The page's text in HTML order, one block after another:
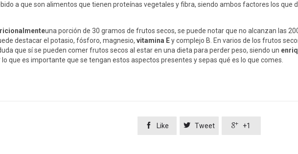
a que son alimentos que tienen proteínas vegetales y fibra, siendo ambos factores los que
una porción de 30 gramos de frutos secos, se puede notar que no alcanzan las
destacar el potasio, fósforo, magnesio, vitamina Ey complejo B. En varios de los frutos
que sí se pueden comer frutos secos al estar en una dieta para perder peso, siendo un
que es importante que se tengan estos aspectos presentes y sepas qué es lo que comes.
 Like  Tweet  +1